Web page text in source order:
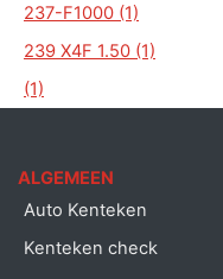
237-F1000 (1)
239 X4F 1.50 (1)
(1)
ALGEMEEN
Auto Kenteken
Kenteken check